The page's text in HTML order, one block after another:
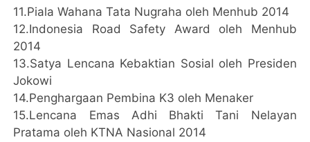
11.Piala Wahana Tata Nugraha oleh Menhub 2014
12.Indonesia Road Safety Award oleh Menhub
2014
13.Satya Lencana Kebaktian Sosial oleh Presiden
Jokowi
14.Penghargaan Pembina K3 oleh Menaker
15.Lencana Emas Adhi Bhakti Tani Nelayan
Pratama oleh KTNA Nasional 2014